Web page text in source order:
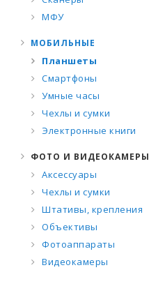
МФУ
МОБИЛЬНЫЕ
Планшеты
Смартфоны
Умные часы
Чехлы и сумки
Электронные книги
ФОТО И ВИДЕОКАМЕРЫ
Аксессуары
Чехлы и сумки
Штативы, крепления
Объективы
Фотоаппараты
Видеокамеры